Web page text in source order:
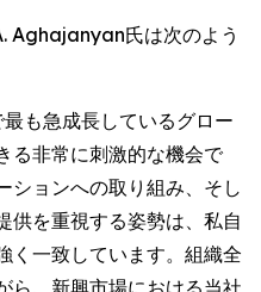
Aghajanyan氏は次のよう
も急成長しているグロー
る非常に刺激的な機会で
ションへの取り組み、そし
供を重視する姿勢は、私自
く一致しています。組織全
ら、新興市場における当社